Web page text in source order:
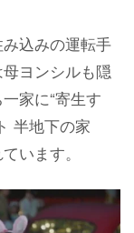
込みの運転手
ヨンシルも隠
家に“寄生す
半地下の家
います。